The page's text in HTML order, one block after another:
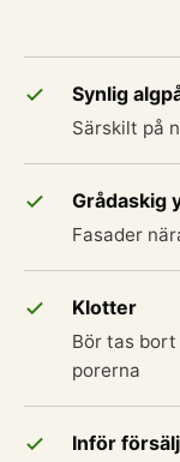
Synlig
Särskilt på
Grådaskig
Fasader
Klotter
Bör tas
porerna
Inför